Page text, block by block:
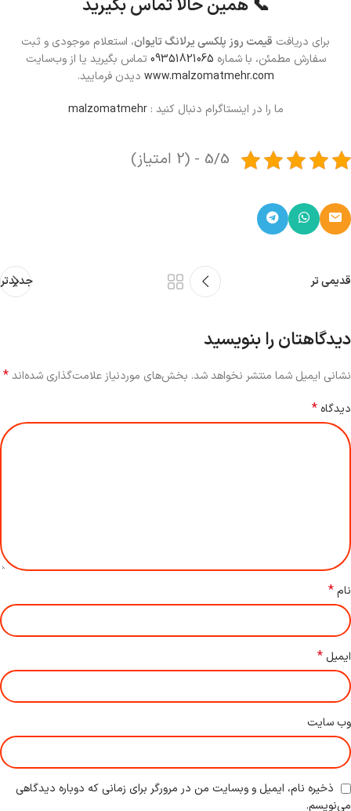
📞 همین حالا تماس بگیرید
برای دریافت قیمت روز پلکسی یرلانگ تایوان، استعلام موجودی و ثبت
سفارش مطمئن، با شماره 09351821065تماس بگیرید یا از وب‌سایت
www.malzomatmehr.com دیدن فرمایید.
ما را در اینستاگرام دنبال کنید :malzomatmehr
5/5 - (2 امتیاز)
جدیدتر قدیمی تر
دیدگاهتان را بنویسید
نشانی ایمیل شما منتشر نخواهد شد. بخش‌های موردنیاز علامت‌گذاری شده‌اند*
دیدگاه *
نام*
ایمیل *
وب‌ سایت
ذخیره نام، ایمیل و وبسایت من در مرورگر برای زمانی که دوباره دیدگاهی
می‌نویسم.